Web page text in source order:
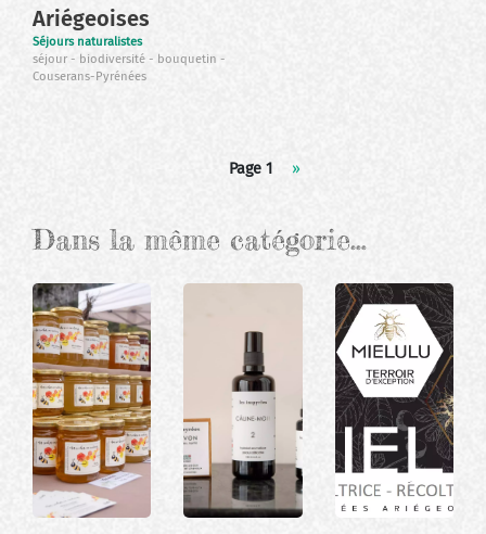
Ariégeoises
Séjours naturalistes
séjour
biodiversité
bouquetin
Couserans-Pyrénées
Page 1
Page
››
Dans la même catégorie…